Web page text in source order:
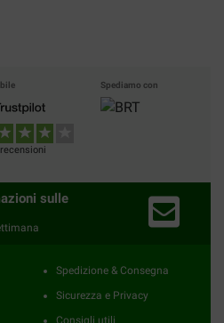
recensioni
Spediamo con
sulle
Spedizione & Consegna
Sicurezza e Privacy
Consigli utili